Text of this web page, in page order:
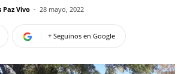
Paz Vivo - 28 mayo, 2022
+ Seguinos en Google